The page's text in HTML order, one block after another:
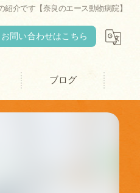
介です【奈良のエース動物病院】
お問い合わせはこちら
ブログ